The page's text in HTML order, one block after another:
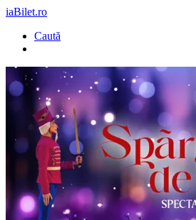
iaBilet.ro
Caută